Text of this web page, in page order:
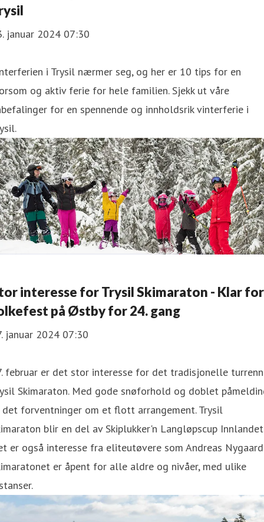
januar 2024 07:30
i Trysil nærmer seg, og her er 10 tips for en
og aktiv ferie for hele familien. Sjekk ut våre
for en spennende og innholdsrik vinterferie i
interesse for Trysil Skimaraton - Klar for
på Østby for 24. gang
januar 2024 07:30
februar er det stor interesse for det tradisjonelle
Skimaraton. Med gode snøforhold og doblet
det forventninger om et flott arrangement. Trysil
blir en del av Skiplukker'n Langløpscup Innlandet.
er også interesse fra eliteutøvere som Andreas Nygaard.
er åpent for alle aldre og nivåer, med ulike